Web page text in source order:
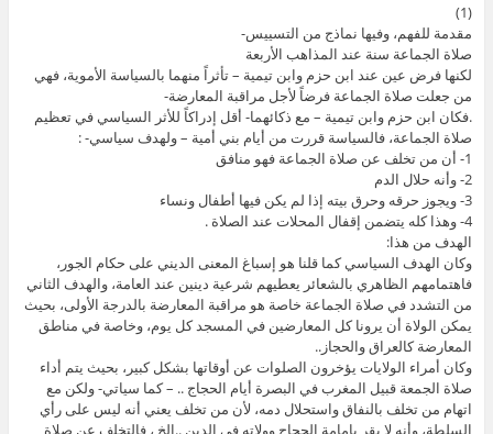
(1)
مقدمة للفهم، وفيها نماذج من التسييس-
صلاة الجماعة سنة عند المذاهب الأربعة
لكنها فرض عين عند ابن حزم وابن تيمية – تأثراً منهما بالسياسة الأموية، فهي
من جعلت صلاة الجماعة فرضاً لأجل مراقبة المعارضة-
.فكان ابن حزم وابن تيمية – مع ذكائهما- أقل إدراكاً للأثر السياسي في تعظيم
صلاة الجماعة، فالسياسة قررت من أيام بني أمية – ولهدف سياسي- :
1- أن من تخلف عن صلاة الجماعة فهو منافق
2- وأنه حلال الدم
3- ويجوز حرقه وحرق بيته إذا لم يكن فيها أطفال ونساء
4- وهذا كله يتضمن إقفال المحلات عند الصلاة .
الهدف من هذا:
وكان الهدف السياسي كما قلنا هو إسباغ المعنى الديني على حكام الجور،
فاهتمامهم الظاهري بالشعائر يعطيهم شرعية دينين عند العامة، والهدف الثاني
من التشدد في صلاة الجماعة خاصة هو مراقبة المعارضة بالدرجة الأولى، بحيث
يمكن الولاة أن يرونا كل المعارضين في المسجد كل يوم، وخاصة في مناطق
المعارضة كالعراق والحجاز..
وكان أمراء الولايات يؤخرون الصلوات عن أوقاتها بشكل كبير، بحيث يتم أداء
صلاة الجمعة قبيل المغرب في البصرة أيام الحجاج .. – كما سياتي- ولكن مع
اتهام من تخلف بالنفاق واستحلال دمه، لأن من تخلف يعني أنه ليس على رأي
السلطة، وأنه لا يقر بإمامة الحجاج وولاته في الدين ..الخ ، فالتخلف عن صلاة